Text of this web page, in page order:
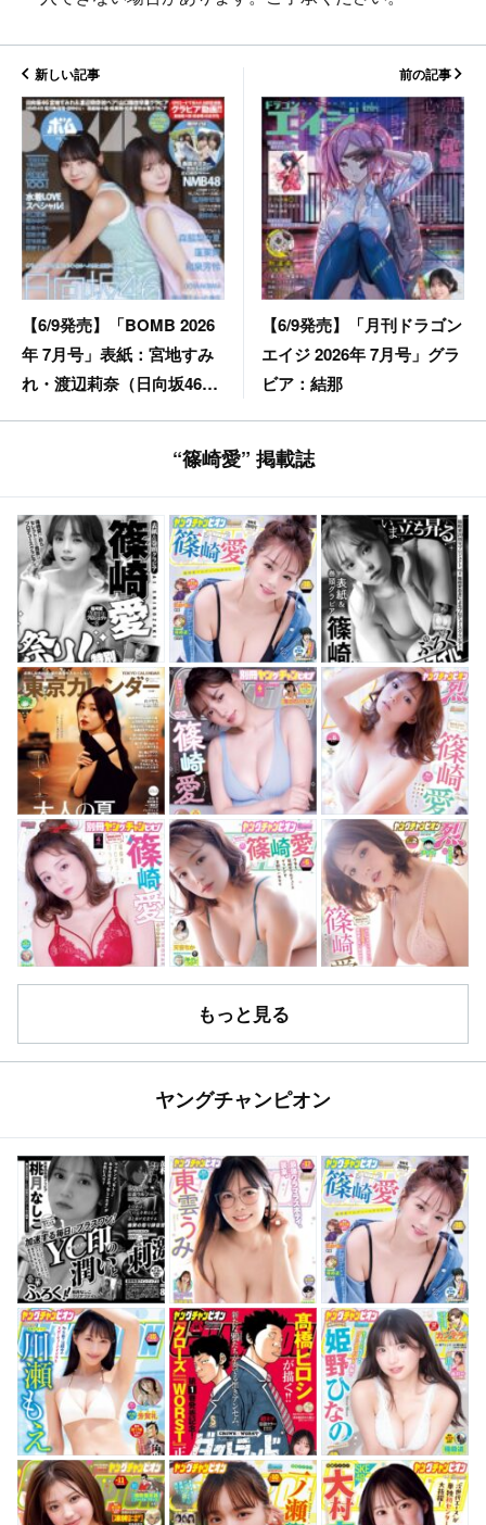
新しい記事
【6/9発売】「BOMB 2026
年 7月号」表紙：宮地すみ
れ・渡辺莉奈（日向坂46）
前の記事
【6/9発売】「月刊ドラゴン
エイジ 2026年 7月号」グラ
ビア：結那
“篠崎愛” 掲載誌
もっと見る
ヤングチャンピオン